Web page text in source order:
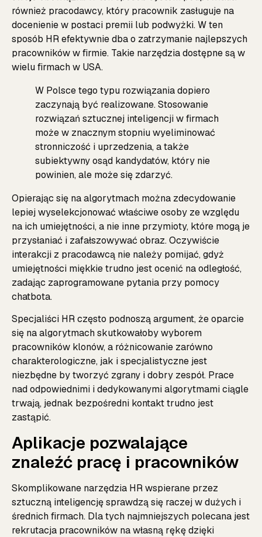
również pracodawcy, który pracownik zasługuje na
docenienie w postaci premii lub podwyżki. W ten
sposób HR efektywnie dba o zatrzymanie najlepszych
pracowników w firmie. Takie narzędzia dostępne są w
wielu firmach w USA.
W Polsce tego typu rozwiązania dopiero
zaczynają być realizowane. Stosowanie
rozwiązań sztucznej inteligencji w firmach
może w znacznym stopniu wyeliminować
stronniczość i uprzedzenia, a także
subiektywny osąd kandydatów, który nie
powinien, ale może się zdarzyć.
Opierając się na algorytmach można zdecydowanie
lepiej wyselekcjonować właściwe osoby ze względu
na ich umiejętności, a nie inne przymioty, które mogą je
przysłaniać i zafałszowywać obraz. Oczywiście
interakcji z pracodawcą nie należy pomijać, gdyż
umiejętności miękkie trudno jest ocenić na odległość,
zadając zaprogramowane pytania przy pomocy
chatbota.
Specjaliści HR często podnoszą argument, że oparcie
się na algorytmach skutkowałoby wyborem
pracowników klonów, a różnicowanie zarówno
charakterologiczne, jak i specjalistyczne jest
niezbędne by tworzyć zgrany i dobry zespół. Prace
nad odpowiednimi i dedykowanymi algorytmami ciągle
trwają, jednak bezpośredni kontakt trudno jest
zastąpić.
Aplikacje pozwalające
znaleźć pracę i pracowników
Skomplikowane narzędzia HR wspierane przez
sztuczną inteligencję sprawdzą się raczej w dużych i
średnich firmach. Dla tych najmniejszych polecana jest
rekrutacja pracowników na własną rękę dzięki